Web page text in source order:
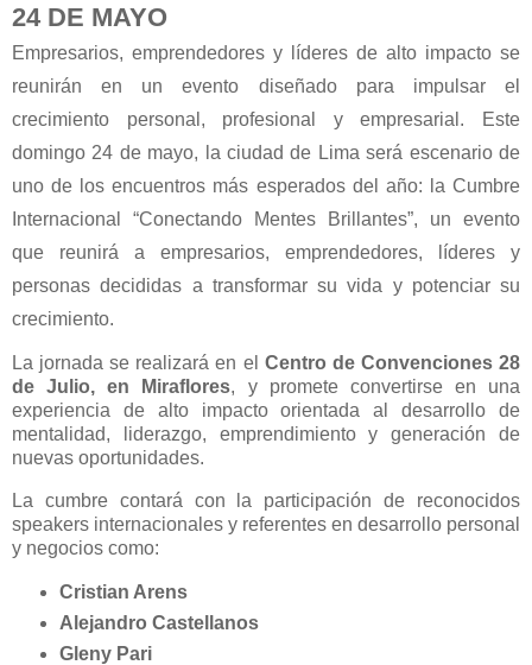
24 DE MAYO
Empresarios, emprendedores y líderes de alto impacto se
reunirán en un evento diseñado para impulsar el
crecimiento personal, profesional y empresarial. Este
domingo 24 de mayo, la ciudad de Lima será escenario de
uno de los encuentros más esperados del año: la Cumbre
Internacional “Conectando Mentes Brillantes”, un evento
que reunirá a empresarios, emprendedores, líderes y
personas decididas a transformar su vida y potenciar su
crecimiento.
La jornada se realizará en el Centro de Convenciones 28
de Julio, en Miraflores, y promete convertirse en una
experiencia de alto impacto orientada al desarrollo de
mentalidad, liderazgo, emprendimiento y generación de
nuevas oportunidades.
La cumbre contará con la participación de reconocidos
speakers internacionales y referentes en desarrollo personal
y negocios como:
Cristian Arens
Alejandro Castellanos
Gleny Pari